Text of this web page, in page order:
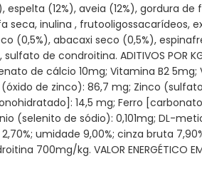
(12%), aveia (12%), gordura
inulina ,
(0,5%), abacaxi seco (0,5%),
de condroitina. ADITIVOS POR
de cálcio 10mg; Vitamina B2
de zinco): 86,7 mg; Zinco
14,5 mg; Ferro
(selenito de sódio): 0,101mg; DL-
umidade 9,00%; cinza bruta
700mg/kg. VALOR ENERGÉTICO